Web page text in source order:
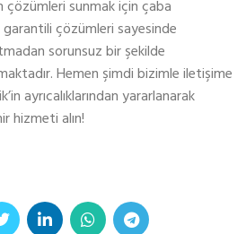
sunmak için çaba
çözümleri sayesinde
sorunsuz bir şekilde
Hemen şimdi bizimle iletişime
ayrıcalıklarından yararlanarak
hizmeti alın!